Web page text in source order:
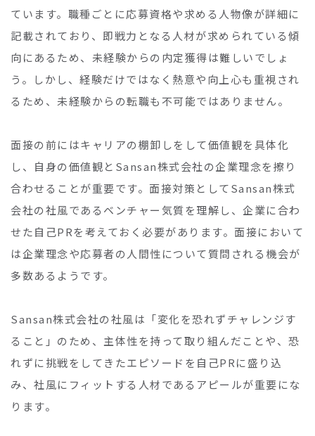
ています。職種ごとに応募資格や求める人物像が詳細に
記載されており、即戦力となる人材が求められている傾
向にあるため、未経験からの内定獲得は難しいでしょ
う。しかし、経験だけではなく熱意や向上心も重視され
るため、未経験からの転職も不可能ではありません。
面接の前にはキャリアの棚卸しをして価値観を具体化
し、自身の価値観とSansan株式会社の企業理念を擦り
合わせることが重要です。面接対策としてSansan株式
会社の社風であるベンチャー気質を理解し、企業に合わ
せた自己PRを考えておく必要があります。面接において
は企業理念や応募者の人間性について質問される機会が
多数あるようです。
Sansan株式会社の社風は「変化を恐れずチャレンジす
ること」のため、主体性を持って取り組んだことや、恐
れずに挑戦をしてきたエピソードを自己PRに盛り込
み、社風にフィットする人材であるアピールが重要にな
ります。